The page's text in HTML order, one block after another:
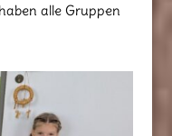
alle Gruppen